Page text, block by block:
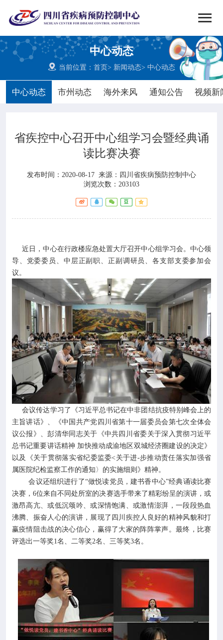

中心动态
 当前位置：首页> 新闻动态>中心动态
中心动态 市州动态 海外来风 通知公告 视频新

网站首页
中心概况 
新闻动态 
工作重点 
科研培训 
科普园地
学术期刊
在线互动 
政务公开 
省疾控中心召开中心组学习会暨经典诵
读比赛决赛
发布时间：2020-08-17 来源： 四川省疾病预防控制中心
浏览次数：203103
近日，中心在行政楼应急处置大厅召开中心组学习会。中心领
导、党委委员、中层正副职、正副调研员、各支部支委参加会
议。
会议传达学习了《习近平总书记在中非团结抗疫特别峰会上的
主旨讲话》、《中国共产党四川省第十一届委员会第七次全体会
议公报》、彭清华同志关于《中共四川省委关于深入贯彻习近平
总书记重要讲话精神 加快推动成渝地区双城经济圈建设的决定》
以及《关于贯彻落实省纪委监委<关于进-步推动责任落实加强省
属医院纪检监察工作的通知〉的实施细则》精神。
会议还组织进行了“做悦读党员，建书香中心”经典诵读比赛
决赛，6位来自不同处所室的决赛选手带来了精彩纷呈的演讲，或
激昂高亢、或低沉颂吟、或深情饱满、或激情澎湃，一段段热血
沸腾、振奋人心的演讲，展现了四川疾控人良好的精神风貌和打
赢疫情阻击战的决心信心，赢得了大家的阵阵掌声。最终，比赛
评选出一等奖1名、二等奖2名、三等奖3名。